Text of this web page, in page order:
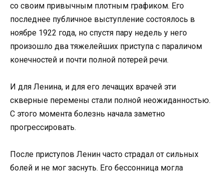
со своим привычным плотным графиком. Его
последнее публичное выступление состоялось в
ноябре 1922 года, но спустя пару недель у него
произошло два тяжелейших приступа с параличом
конечностей и почти полной потерей речи.
И для Ленина, и для его лечащих врачей эти
скверные перемены стали полной неожиданностью.
С этого момента болезнь начала заметно
прогрессировать.
После приступов Ленин часто страдал от сильных
болей и не мог заснуть. Его бессонница могла